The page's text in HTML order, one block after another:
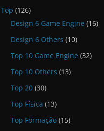
Top (126)
Design 6 Game Engine (16)
Design 6 Others (10)
Top 10 Game Engine (32)
Top 10 Others (13)
Top 20 (30)
Top Física (13)
Top Formação (15)